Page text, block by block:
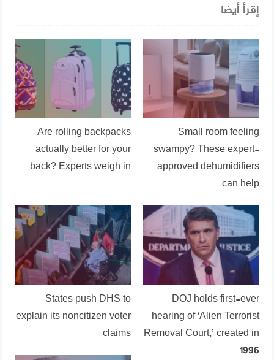
إقرأ أيضا
Small room feeling
swampy? These expert-
approved dehumidifiers
can help
Are rolling backpacks
actually better for your
back? Experts weigh in
DOJ holds first-ever
hearing of ‘Alien Terrorist
Removal Court,’ created in
1996
States push DHS to
explain its noncitizen voter
claims